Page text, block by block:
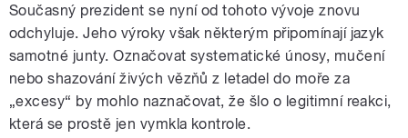
Současný prezident se nyní od tohoto vývoje znovu
odchyluje. Jeho výroky však některým připomínají jazyk
samotné junty. Označovat systematické únosy, mučení
nebo shazování živých vězňů z letadel do moře za
„excesy“ by mohlo naznačovat, že šlo o legitimní reakci,
která se prostě jen vymkla kontrole.